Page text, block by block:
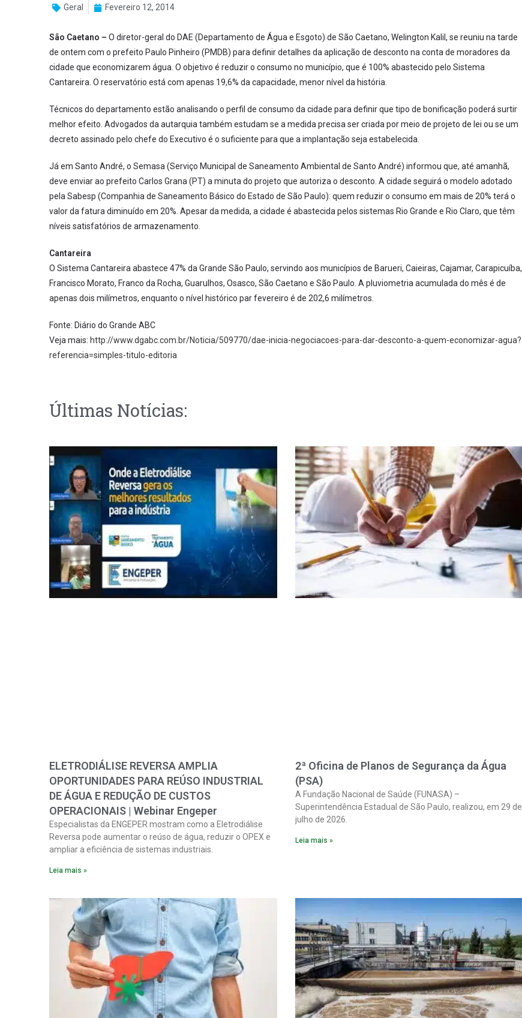
Geral Fevereiro 12, 2014
São Caetano – O diretor-geral do DAE (Departamento de Água e Esgoto) de São Caetano, Welington Kalil, se reuniu na tarde
de ontem com o prefeito Paulo Pinheiro (PMDB) para definir detalhes da aplicação de desconto na conta de moradores da
cidade que economizarem água. O objetivo é reduzir o consumo no município, que é 100% abastecido pelo Sistema
Cantareira. O reservatório está com apenas 19,6% da capacidade, menor nível da história.
Técnicos do departamento estão analisando o perfil de consumo da cidade para definir que tipo de bonificação poderá surtir
melhor efeito. Advogados da autarquia também estudam se a medida precisa ser criada por meio de projeto de lei ou se um
decreto assinado pelo chefe do Executivo é o suficiente para que a implantação seja estabelecida.
Já em Santo André, o Semasa (Serviço Municipal de Saneamento Ambiental de Santo André) informou que, até amanhã,
deve enviar ao prefeito Carlos Grana (PT) a minuta do projeto que autoriza o desconto. A cidade seguirá o modelo adotado
pela Sabesp (Companhia de Saneamento Básico do Estado de São Paulo): quem reduzir o consumo em mais de 20% terá o
valor da fatura diminuído em 20%. Apesar da medida, a cidade é abastecida pelos sistemas Rio Grande e Rio Claro, que têm
níveis satisfatórios de armazenamento.
Cantareira
O Sistema Cantareira abastece 47% da Grande São Paulo, servindo aos municípios de Barueri, Caieiras, Cajamar, Carapicuíba,
Francisco Morato, Franco da Rocha, Guarulhos, Osasco, São Caetano e São Paulo. A pluviometria acumulada do mês é de
apenas dois milímetros, enquanto o nível histórico par fevereiro é de 202,6 milímetros.
Fonte: Diário do Grande ABC
Veja mais: http://www.dgabc.com.br/Noticia/509770/dae-inicia-negociacoes-para-dar-desconto-a-quem-economizar-agua?
referencia=simples-titulo-editoria
Últimas Notícias:
ELETRODIÁLISE REVERSA AMPLIA
OPORTUNIDADES PARA REÚSO INDUSTRIAL
DE ÁGUA E REDUÇÃO DE CUSTOS
OPERACIONAIS | Webinar Engeper
Especialistas da ENGEPER mostram como a Eletrodiálise
Reversa pode aumentar o reúso de água, reduzir o OPEX e
ampliar a eficiência de sistemas industriais.
Leia mais »
2ª Oficina de Planos de Segurança da Água
(PSA)
A Fundação Nacional de Saúde (FUNASA) –
Superintendência Estadual de São Paulo, realizou, em 29 de
julho de 2026.
Leia mais »